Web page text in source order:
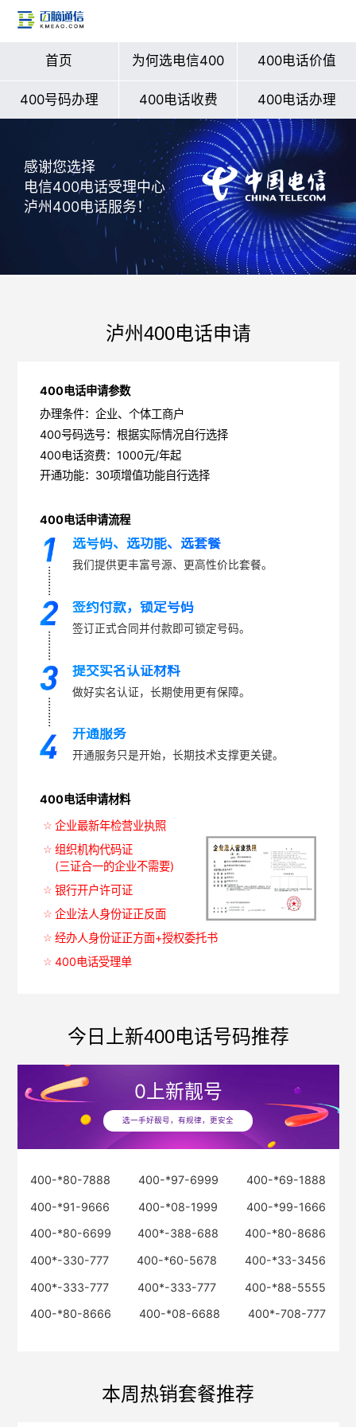
首页 为何选电信400 400电话价值
400号码办理 400电话收费 400电话办理
感谢您选择
电信400电话受理中心
泸州400电话服务！
泸州400电话申请
400电话申请参数
办理条件：企业、个体工商户
400号码选号：根据实际情况自行选择
400电话资费：1000元/年起
开通功能：30项增值功能自行选择
400电话申请流程
选号码、选功能、选套餐
我们提供更丰富号源、更高性价比套餐。
签约付款，锁定号码
签订正式合同并付款即可锁定号码。
提交实名认证材料
做好实名认证，长期使用更有保障。
开通服务
开通服务只是开始，长期技术支撑更关键。
400电话申请材料
企业最新年检营业执照
组织机构代码证
(三证合一的企业不需要)
银行开户许可证
企业法人身份证正反面
经办人身份证正方面+授权委托书
400电话受理单
今日上新400电话号码推荐
0上新靓号
选一手好靓号，有规律，更安全
400-*80-7888 400-*97-6999
400-*69-1888
400-*91-9666
400-*08-1999
400-*99-1666
400-*80-6699
400*-388-688
400-*80-8686
400*-330-777
400-*60-5678
400-*33-3456
400*-333-777
400*-333-777
400-*88-5555
400-*80-8666
400-*08-6688 400*-708-777
本周热销套餐推荐